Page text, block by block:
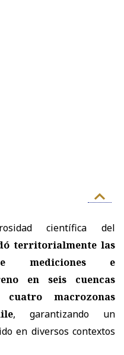
científica del
territorialmente las
mediciones e
en seis cuencas
macrozonas
, garantizando un
en diversos contextos